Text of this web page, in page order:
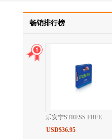
畅销排行榜
乐安宁STRESS FREE
USD$36.95